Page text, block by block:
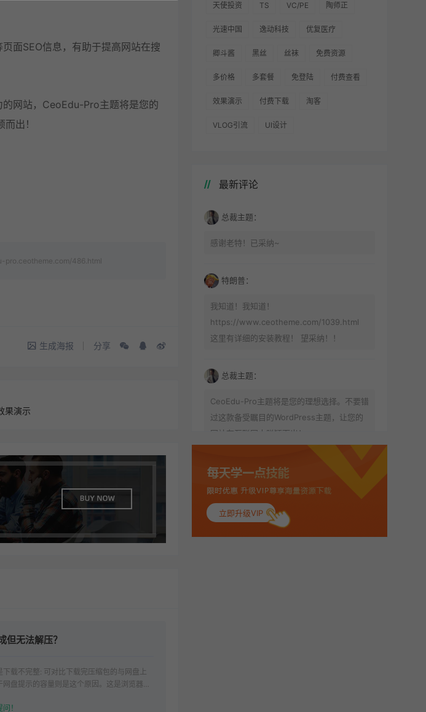
面SEO信息，有助于提高网站在搜
网站，CeoEdu-Pro主题将是您的
出！
pro.ceotheme.com/486.html
生成海报 分享
果演示
但无法解压？
下载不完整: 可对比下载完压缩包的与网盘上
网盘提示的容量则是这个原因。这是浏览器下
！
天使投资 TS VC/PE 陶师正
光速中国 逸动科技 优复医疗
卿斗酱 黑丝 丝袜 免费资源
多价格 多套餐 免登陆 付费查看
效果演示 付费下载 淘客
VLOG引流 UI设计
最新评论
总裁主题：
感谢老特！已采纳~
特朗普：
我知道！我知道！
https://www.ceotheme.com/1039.html
这里有详细的安装教程！ 望采纳！！
总裁主题：
CeoEdu-Pro主题将是您的理想选择。不要错
过这款备受瞩目的WordPress主题，让您的
网站在互联网中脱颖而出！
酷酷DE阳：
喜欢 做的可真美
立即升级VIP